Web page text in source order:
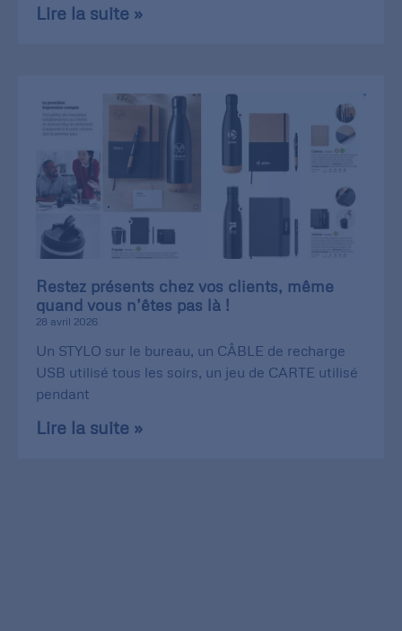
Lire la suite »
Restez présents chez vos clients, même
quand vous n’êtes pas là !
28 avril 2026
Un STYLO sur le bureau, un CÂBLE de recharge
USB utilisé tous les soirs, un jeu de CARTE utilisé
pendant
Lire la suite »